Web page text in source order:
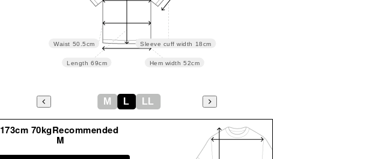
Hem width 52cm
Sleeve cuff width 18cm
Length 69cm
Waist 50.5cm
M L LL
173cm 70kgRecommended
M